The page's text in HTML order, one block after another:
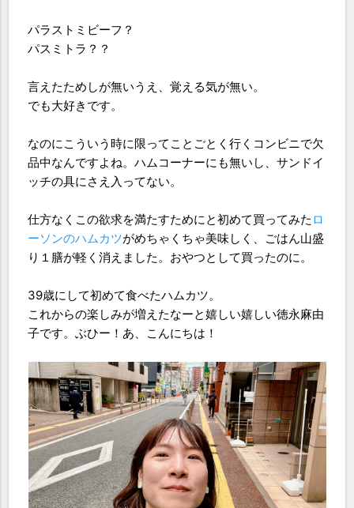
パラストミビーフ？
パスミトラ？？
言えたためしが無いうえ、覚える気が無い。
でも大好きです。
なのにこういう時に限ってことごとく行くコンビニで欠
品中なんですよね。ハムコーナーにも無いし、サンドイ
ッチの具にさえ入ってない。
仕方なくこの欲求を満たすためにと初めて買ってみた ロ
ーソンのハムカツがめちゃくちゃ美味しく、ごはん山盛
り１膳が軽く消えました。おやつとして買ったのに。
39歳にして初めて食べたハムカツ。
これからの楽しみが増えたなーと嬉しい嬉しい徳永麻由
子です。ぶひー！あ、こんにちは！